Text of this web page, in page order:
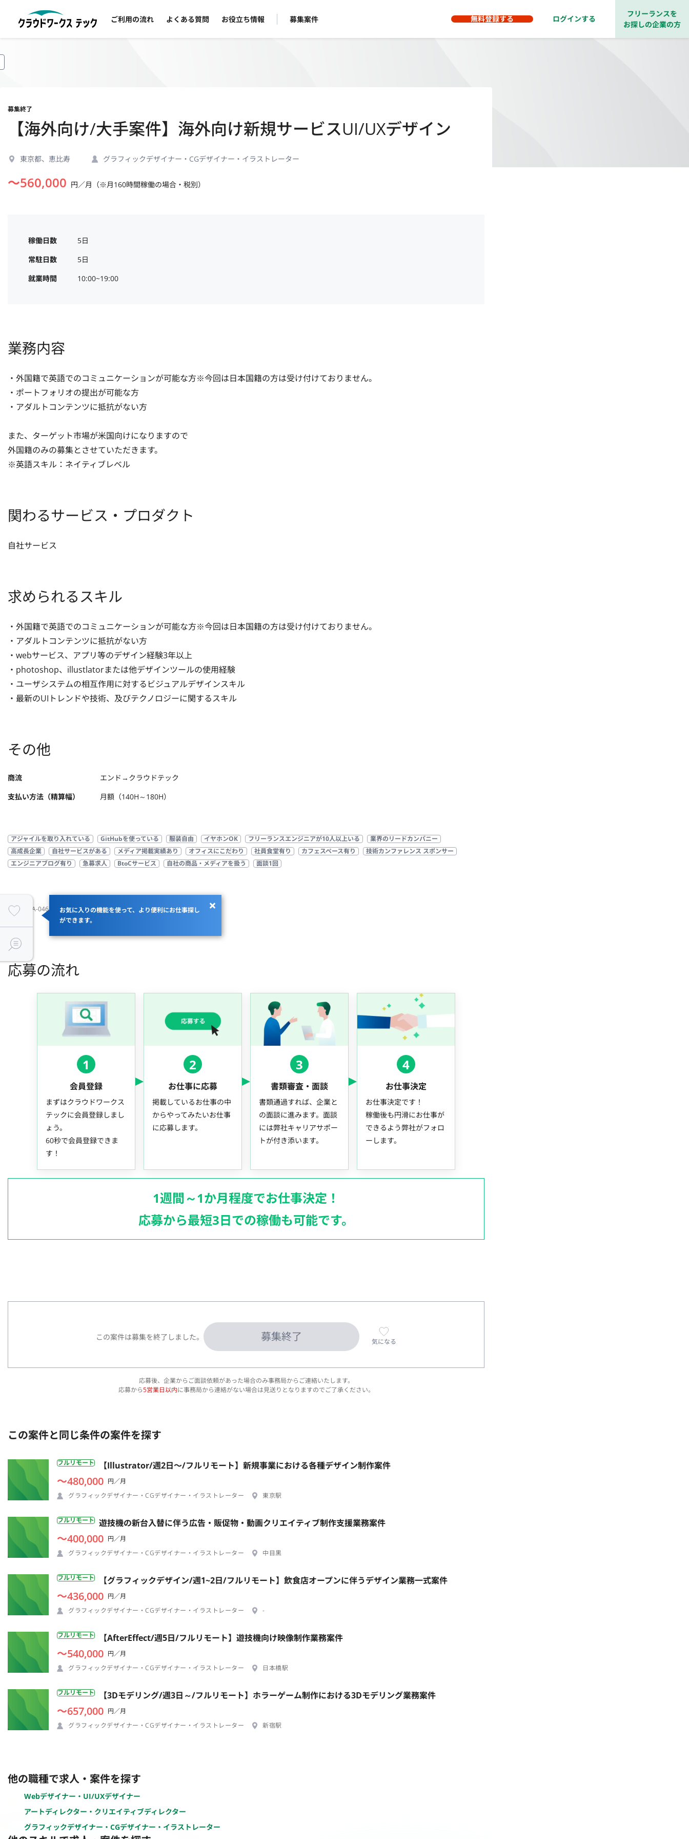
ご利用の流れ よくある質問 お役立ち情報 募集案件 無料登録する ログインする
フリーランスを
お探しの企業の方
お気に入りの機能を使って、より便利にお仕事探し
ができます。
募集終了
【海外向け/大手案件】海外向け新規サービスUI/UXデザイン
東京都、恵比寿 グラフィックデザイナー・CGデザイナー・イラストレーター
〜560,000 円／月（※月160時間稼働の場合・税別）
稼働日数
5日
常駐日数
5日
就業時間
10:00~19:00
業務内容
・外国籍で英語でのコミュニケーションが可能な方※今回は日本国籍の方は受け付けておりません。
・ポートフォリオの提出が可能な方
・アダルトコンテンツに抵抗がない方
また、ターゲット市場が米国向けになりますので
外国籍のみの募集とさせていただきます。
※英語スキル：ネイティブレベル
関わるサービス・プロダクト
自社サービス
求められるスキル
・外国籍で英語でのコミュニケーションが可能な方※今回は日本国籍の方は受け付けておりません。
・アダルトコンテンツに抵抗がない方
・webサービス、アプリ等のデザイン経験3年以上
・photoshop、illustlatorまたは他デザインツールの使用経験
・ユーザシステムの相互作用に対するビジュアルデザインスキル
・最新のUIトレンドや技術、及びテクノロジーに関するスキル
その他
商流
エンド→クラウドテック
支払い方法（精算幅）
月額（140H～180H）
アジャイルを取り入れている GitHubを使っている 服装自由 イヤホンOK フリーランスエンジニアが10人以上いる
業界のリードカンパニー
高成長企業
自社サービスがある メディア掲載実績あり オフィスにこだわり 社員食堂有り カフェスペース有り
技術カンファレンス スポンサー
エンジニアブログ有り
急募求人 BtoCサービス 自社の商品・メディアを扱う 面談1回
JOBID：JA-046321
応募の流れ
1
会員登録
まずはクラウドワークス
テックに会員登録しまし
ょう。
60秒で会員登録できま
す！
2
お仕事に応募
掲載しているお仕事の中
からやってみたいお仕事
に応募します。
3
書類審査・面談
書類通過すれば、企業と
の面談に進みます。面談
には弊社キャリアサポー
トが付き添います。
4
お仕事決定
お仕事決定です！
稼働後も円滑にお仕事が
できるよう弊社がフォロ
ーします。
1週間～1か月程度でお仕事決定！
応募から最短3日での稼働も可能です。
この案件は募集を終了しました。 募集終了 気になる
応募後、企業からご面談依頼があった場合のみ事務局からご連絡いたします。
応募から5営業日以内に事務局から連絡がない場合は見送りとなりますのでご了承ください。
この案件と同じ条件の案件を探す
フルリモート 【Illustrator/週2日〜/フルリモート】新規事業における各種デザイン制作案件
〜480,000 円／月
グラフィックデザイナー・CGデザイナー・イラストレーター
東京駅
フルリモート 遊技機の新台入替に伴う広告・販促物・動画クリエイティブ制作支援業務案件
〜400,000 円／月
グラフィックデザイナー・CGデザイナー・イラストレーター
中目黒
フルリモート 【グラフィックデザイン/週1~2日/フルリモート】飲食店オープンに伴うデザイン業務一式案件
〜436,000 円／月
グラフィックデザイナー・CGデザイナー・イラストレーター
-
フルリモート 【AfterEffect/週5日/フルリモート】遊技機向け映像制作業務案件
〜540,000 円／月
グラフィックデザイナー・CGデザイナー・イラストレーター
日本橋駅
フルリモート 【3Dモデリング/週3日～/フルリモート】ホラーゲーム制作における3Dモデリング業務案件
〜657,000 円／月
グラフィックデザイナー・CGデザイナー・イラストレーター
新宿駅
他の職種で求人・案件を探す
Webデザイナー・UI/UXデザイナー
アートディレクター・クリエイティブディレクター
グラフィックデザイナー・CGデザイナー・イラストレーター